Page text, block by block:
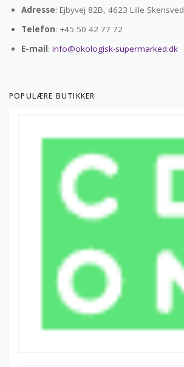
Adresse: Ejbyvej 82B, 4623 Lille Skensved
Telefon: +45 50 42 77 72
E-mail: info@okologisk-supermarked.dk
POPULÆRE BUTIKKER